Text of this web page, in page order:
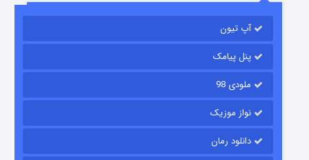
آپ تیون
پنل پیامک
ملودی 98
نواز موزیک
دانلود رمان